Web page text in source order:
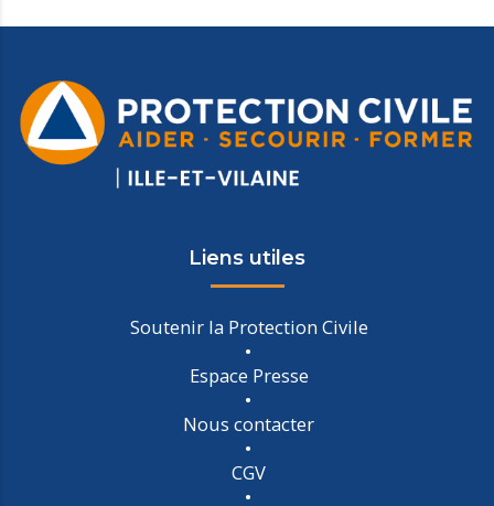
Liens utiles
Soutenir la Protection Civile
Espace Presse
Nous contacter
CGV